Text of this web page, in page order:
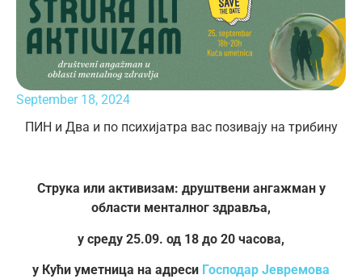
September 18, 2024
ПИН и Два и по психијатра вас позивају на трибину
Струка или активизам: друштвени ангажман у
области менталног здравља,
у среду 25.09. од 18 до 20 часова,
у Кући уметница на адреси Господар Јевремова